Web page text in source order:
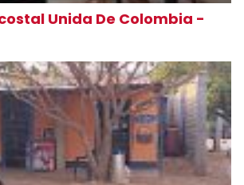
Unida De Colombia -